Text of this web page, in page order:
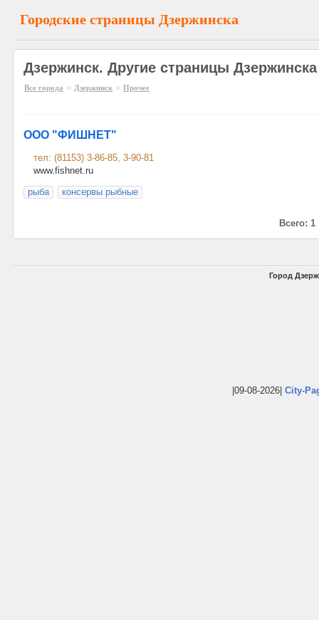
Городские страницы Дзержинска
Дзержинск. Другие страницы Дзержинска
Все города » Дзержинск » Прочее
ООО "ФИШНЕТ"
тел: (81153) 3-86-85, 3-90-81
www.fishnet.ru
рыба
консервы рыбные
Всего: 1
Город
|09-08-2026| City-